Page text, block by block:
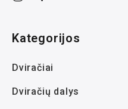
Kategorijos
Dviračiai
Dviračių dalys